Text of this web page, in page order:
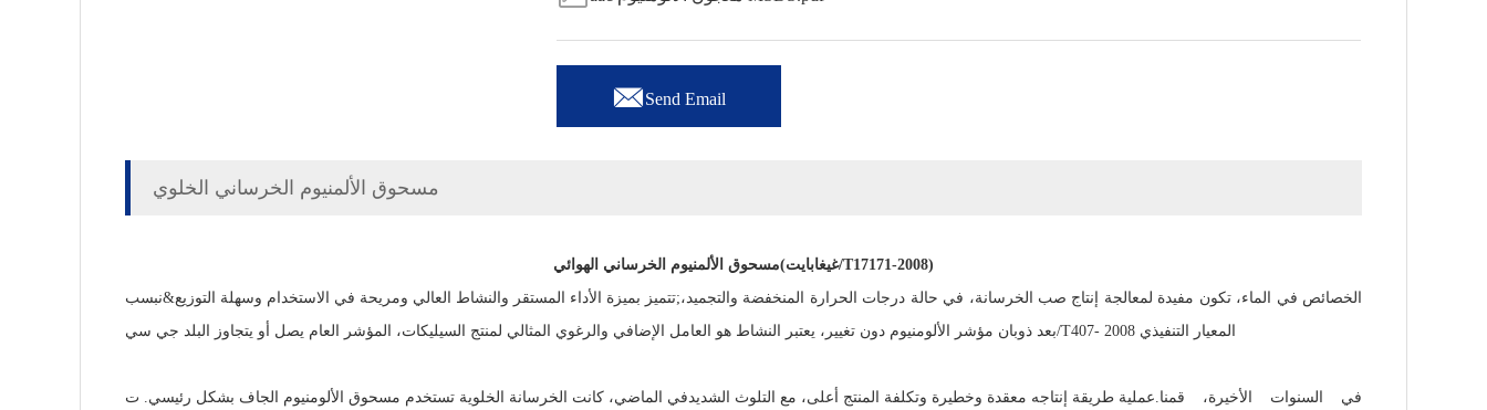
Send Email
مسحوق الألمنيوم الخرساني الخلوي
مسحوق الألمنيوم الخرساني الهوائي
(غيغابايت/T17171-2008)
تتميز بميزة الأداء المستقر والنشاط العالي ومريحة في الاستخدام وسهلة التوزيع&نبسب;الخصائص في الماء، تكون مفيدة لمعالجة إنتاج صب الخرسانة، في حالة درجات الحرارة المنخفضة والتجميد،
بعد ذوبان مؤشر الألومنيوم دون تغيير، يعتبر النشاط هو العامل الإضافي والرغوي المثالي لمنتج السيليكات، المؤشر العام يصل أو يتجاوز البلد جي سي/T407- المعيار التنفيذي 2008
في الماضي، كانت الخرسانة الخلوية تستخدم مسحوق الألومنيوم الجاف بشكل رئيسي. ت
في السنوات الأخيرة، قمنا